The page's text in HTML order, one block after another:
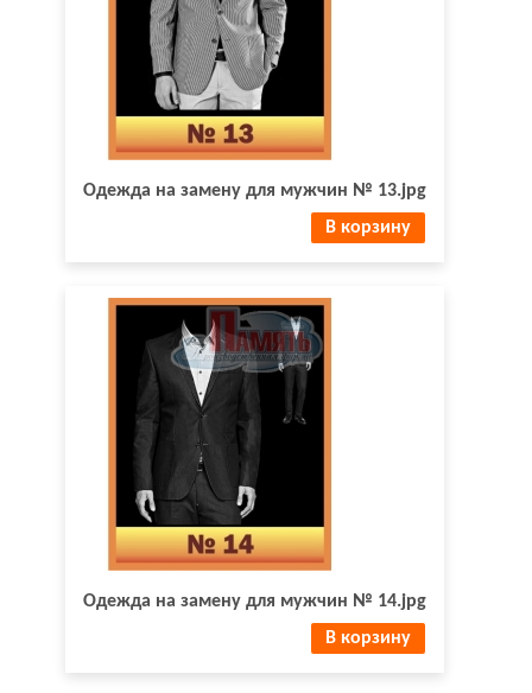
Одежда на замену для мужчин № 13.jpg
В корзину
Одежда на замену для мужчин № 14.jpg
В корзину